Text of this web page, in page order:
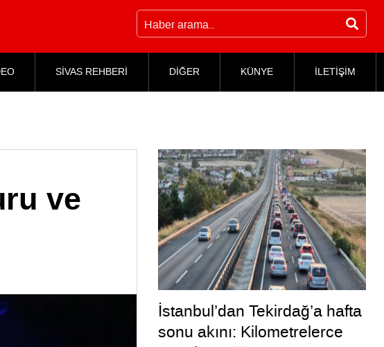
SİVAS REHBERİ DİĞER KÜNYE İLETİŞİM
ve
İstanbul’dan Tekirdağ’a hafta
sonu akını: Kilometrelerce